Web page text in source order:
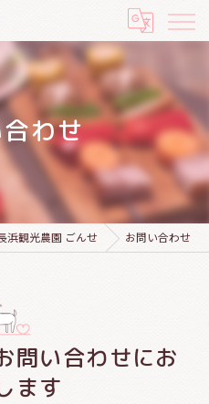
わせ
浜観光農園 ごんせ お問い合わせ
問い合わせにお
ます